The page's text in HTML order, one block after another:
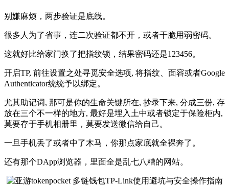
别嫌麻烦，两步验证是底线。
很多人为了省事，连二次验证都不开，或者干脆用弱密码。
这就好比给家门换了把指纹锁，结果密码还是123456。
开启TP, 前往设置之处寻觅安全选项, 将指纹、面容或者Google
Authenticator统统予以绑定。
尤其助记词, 那可是你的生命关键所在, 抄录下来, 分成三份, 存
放在三个不一样的地方, 最好是埋入土中或者锁定于保险柜内,
莫要存于手机相册里，莫要发送微信给自己。
一旦手机丢了或者中了木马，你那点家底就全裸奔了。
还有那个DApp浏览器，里面全是乱七八糟的网站。